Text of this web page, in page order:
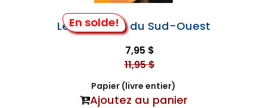
En solde!
Les Desserts du Sud-Ouest
7,95 $
11,95 $
Papier (livre entier)
Ajoutez au panier